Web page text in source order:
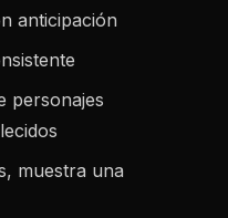
anticipación
personajes
muestra una